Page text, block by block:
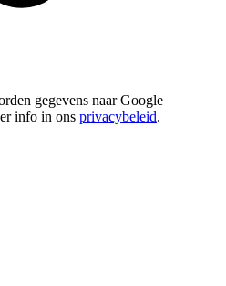
gegevens naar Google
info in ons privacybeleid.